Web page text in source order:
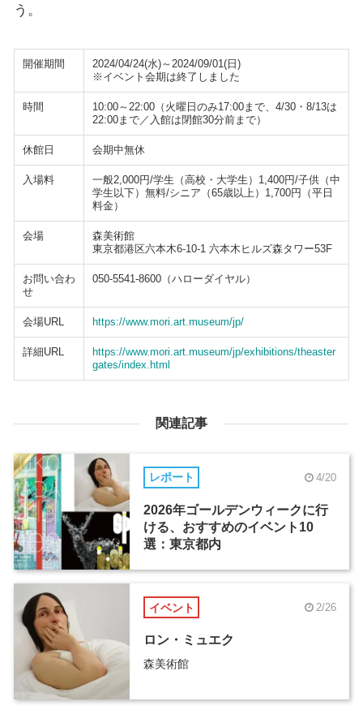
う。
開催期間
2024/04/24(水)～2024/09/01(日)
※イベント会期は終了しました
時間
10:00～22:00（火曜日のみ17:00まで、4/30・8/13は
22:00まで／入館は閉館30分前まで）
休館日 会期中無休
入場料
一般2,000円/学生（高校・大学生）1,400円/子供（中
学生以下）無料/シニア（65歳以上）1,700円（平日
料金）
会場
森美術館
東京都港区六本木6-10-1 六本木ヒルズ森タワー53F
お問い合わ
せ
050-5541-8600（ハローダイヤル）
会場URL https://www.mori.art.museum/jp/
詳細URL
https://www.mori.art.museum/jp/exhibitions/theaster
gates/index.html
関連記事
レポート 4/20
2026年ゴールデンウィークに行
ける、おすすめのイベント10
選：東京都内
イベント 2/26
ロン・ミュエク
森美術館